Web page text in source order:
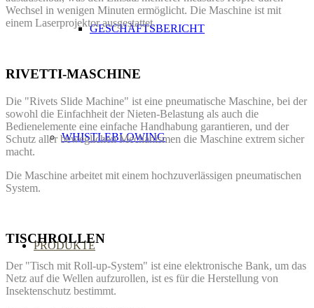
GESCHÄFTSBERICHT
WHISTLEBLOWING
PRODUKTE
Wechsel in wenigen Minuten ermöglicht. Die Maschine ist mit
einem Laserprojektor ausgestattet.
RIVETTI-MASCHINE
Die "Rivets Slide Machine" ist eine pneumatische Maschine, bei der
sowohl die Einfachheit der Nieten-Belastung als auch die
Bedienelemente eine einfache Handhabung garantieren, und der
Schutz aller beweglichen Mechanismen die Maschine extrem sicher
macht.
Die Maschine arbeitet mit einem hochzuverlässigen pneumatischen
System.
TISCHROLLEN
Der "Tisch mit Roll-up-System" ist eine elektronische Bank, um das
Netz auf die Wellen aufzurollen, ist es für die Herstellung von
Insektenschutz bestimmt.